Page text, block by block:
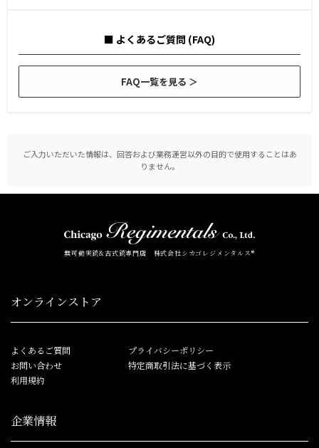
■ よくあるご質問 (FAQ)
FAQ一覧を見る ＞
ご入力いただいた情報は、回答および業務運営以外の目的で使用することはあ
りません。
無可動実銃&古式銃専門店 株式会社シカゴレジメンタルス®
オンラインストア
よくあるご質問
お問い合わせ
利用規約
プライバシーポリシー
特定商取引法に基づく表示
企業情報